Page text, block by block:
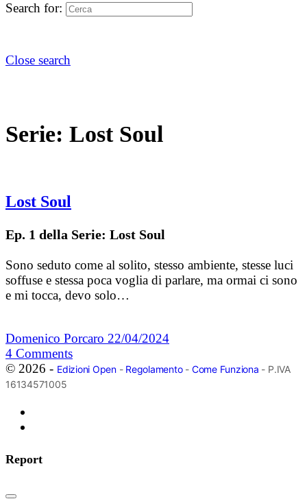
Search for:
Close search
Serie: Lost Soul
Lost Soul
Ep. 1 della Serie: Lost Soul
Sono seduto come al solito, stesso ambiente, stesse luci
soffuse e stessa poca voglia di parlare, ma ormai ci sono
e mi tocca, devo solo…
Domenico Porcaro 22/04/2024
4 Comments
© 2026 - Edizioni Open- Regolamento- Come Funziona - P.IVA
16134571005
Report